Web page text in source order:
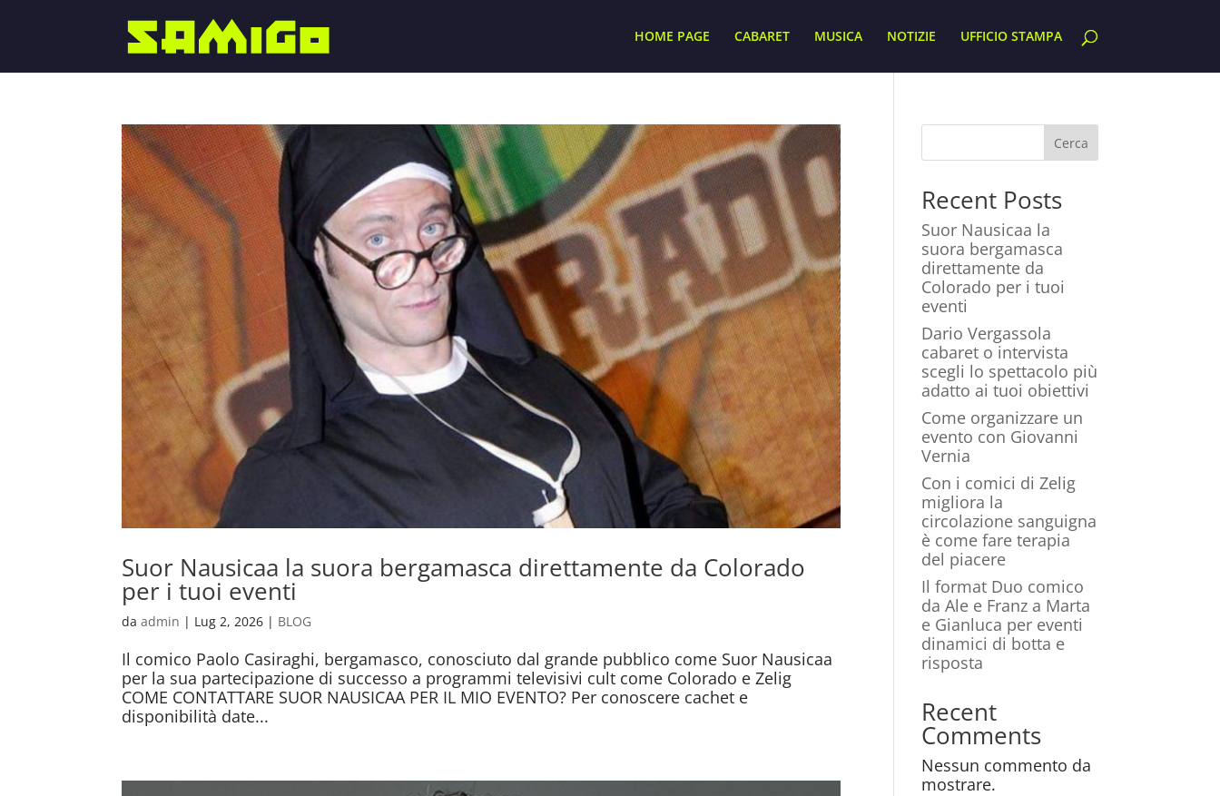
HOME PAGE CABARET MUSICA NOTIZIE UFFICIO STAMPA
Suor Nausicaa la suora bergamasca direttamente da Colorado
per i tuoi eventi
daadmin | Lug 2, 2026 | BLOG
Il comico Paolo Casiraghi, bergamasco, conosciuto dal grande pubblico come Suor Nausicaa
per la sua partecipazione di successo a programmi televisivi cult come Colorado e Zelig
COME CONTATTARE SUOR NAUSICAA PER IL MIO EVENTO? Per conoscere cachet e
disponibilità date...
Cerca
Recent Posts
Suor Nausicaa la
suora bergamasca
direttamente da
Colorado per i tuoi
eventi
Dario Vergassola
cabaret o intervista
scegli lo spettacolo più
adatto ai tuoi obiettivi
Come organizzare un
evento con Giovanni
Vernia
Con i comici di Zelig
migliora la
circolazione sanguigna
è come fare terapia
del piacere
Il format Duo comico
da Ale e Franz a Marta
e Gianluca per eventi
dinamici di botta e
risposta
Recent
Comments
Nessun commento da
mostrare.